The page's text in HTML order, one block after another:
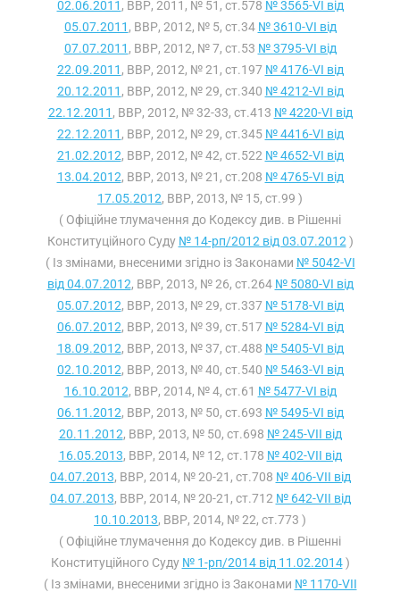
02.06.2011 , ВВР, 2011, № 51, ст.578 № 3565-VI від
05.07.2011 , ВВР, 2012, № 5, ст.34 № 3610-VI від
07.07.2011 , ВВР, 2012, № 7, ст.53 № 3795-VI від
22.09.2011 , ВВР, 2012, № 21, ст.197 № 4176-VI від
20.12.2011 , ВВР, 2012, № 29, ст.340 № 4212-VI від
22.12.2011 , ВВР, 2012, № 32-33, ст.413 № 4220-VI від
22.12.2011 , ВВР, 2012, № 29, ст.345 № 4416-VI від
21.02.2012, ВВР, 2012, № 42, ст.522 № 4652-VI від
13.04.2012, ВВР, 2013, № 21, ст.208 № 4765-VI від
17.05.2012, ВВР, 2013, № 15, ст.99 )
( Офіційне тлумачення до Кодексу див. в Рішенні
Конституційного Суду № 14-рп/2012 від 03.07.2012 )
( Із змінами, внесеними згідно із Законами № 5042-VI
від 04.07.2012, ВВР, 2013, № 26, ст.264 № 5080-VI від
05.07.2012, ВВР, 2013, № 29, ст.337 № 5178-VI від
06.07.2012, ВВР, 2013, № 39, ст.517 № 5284-VI від
18.09.2012, ВВР, 2013, № 37, ст.488 № 5405-VI від
02.10.2012, ВВР, 2013, № 40, ст.540 № 5463-VI від
16.10.2012, ВВР, 2014, № 4, ст.61 № 5477-VI від
06.11.2012, ВВР, 2013, № 50, ст.693 № 5495-VI від
20.11.2012, ВВР, 2013, № 50, ст.698 № 245-VII від
16.05.2013, ВВР, 2014, № 12, ст.178 № 402-VII від
04.07.2013, ВВР, 2014, № 20-21, ст.708 № 406-VII від
04.07.2013, ВВР, 2014, № 20-21, ст.712 № 642-VII від
10.10.2013, ВВР, 2014, № 22, ст.773 )
( Офіційне тлумачення до Кодексу див. в Рішенні
Конституційного Суду № 1-рп/2014 від 11.02.2014)
( Із змінами, внесеними згідно із Законами № 1170-VII